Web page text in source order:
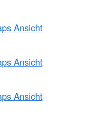
Ansicht
Ansicht
Ansicht